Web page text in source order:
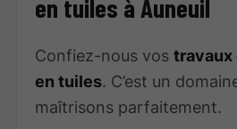
en tuiles à Auneuil
Confiez-nous vos travaux
en tuiles. C’est un
maîtrisons parfaitement.